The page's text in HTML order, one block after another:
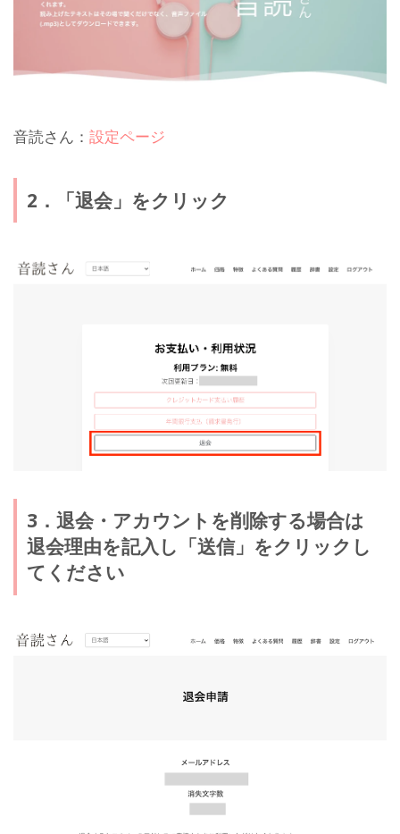
音読さん： 設定ページ
2．「退会」をクリック
3．退会・アカウントを削除する場合は
退会理由を記入し「送信」をクリックし
てください